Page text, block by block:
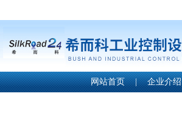
网站首页 | 企业介绍